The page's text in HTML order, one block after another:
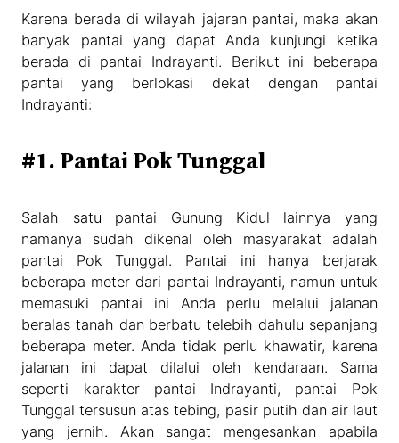
Karena berada di wilayah jajaran pantai, maka akan
banyak pantai yang dapat Anda kunjungi ketika
berada di pantai Indrayanti. Berikut ini beberapa
pantai yang berlokasi dekat dengan pantai
Indrayanti:
#1. Pantai Pok Tunggal
Salah satu pantai Gunung Kidul lainnya yang
namanya sudah dikenal oleh masyarakat adalah
pantai Pok Tunggal. Pantai ini hanya berjarak
beberapa meter dari pantai Indrayanti, namun untuk
memasuki pantai ini Anda perlu melalui jalanan
beralas tanah dan berbatu telebih dahulu sepanjang
beberapa meter. Anda tidak perlu khawatir, karena
jalanan ini dapat dilalui oleh kendaraan. Sama
seperti karakter pantai Indrayanti, pantai Pok
Tunggal tersusun atas tebing, pasir putih dan air laut
yang jernih. Akan sangat mengesankan apabila